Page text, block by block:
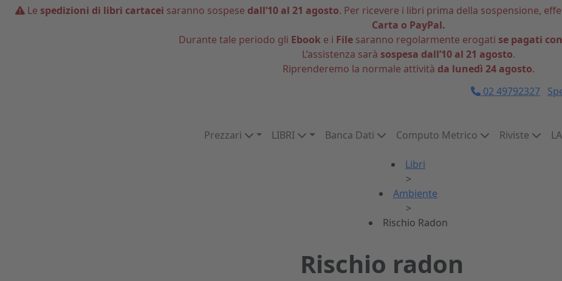
Le spedizioni di libri cartacei saranno sospese dall’10 al 21 agosto. Per ricevere i libri prima della sospensione,
Carta o PayPal.
Durante tale periodo gli Ebook e i File saranno regolarmente erogati se pagati
L’assistenza sarà sospesa dall’10 al 21 agosto.
Riprenderemo la normale attività da lunedì 24 agosto.
02 49792327
Prezzari LIBRI Banca Dati Computo Metrico Riviste
Libri
>
Ambiente
>
Rischio Radon
Rischio radon